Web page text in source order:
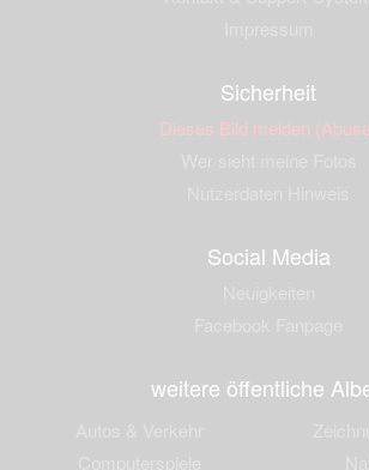
Sicherheit
Dieses Bild melden
Social Media
weitere öffentliche